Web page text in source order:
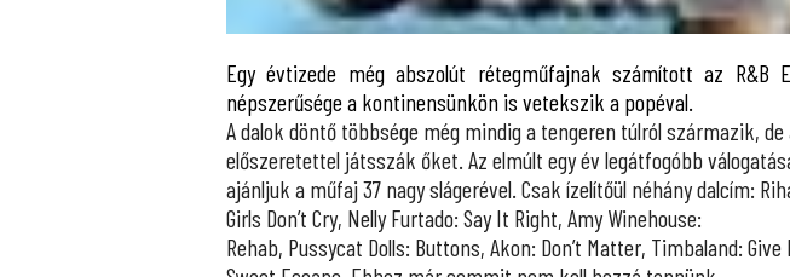
Egy évtizede még abszolút rétegműfajnak számított az R&B
népszerűsége a kontinensünkön is vetekszik a popéval.
A dalok döntő többsége még mindig a tengeren túlról származik,
előszeretettel játsszák őket. Az elmúlt egy év legátfogóbb
ajánljuk a műfaj 37 nagy slágerével. Csak ízelítőül néhány dalcím:
Girls Don’t Cry, Nelly Furtado: Say It Right, Amy Winehouse:
Rehab, Pussycat Dolls: Buttons, Akon: Don’t Matter, Timbaland: